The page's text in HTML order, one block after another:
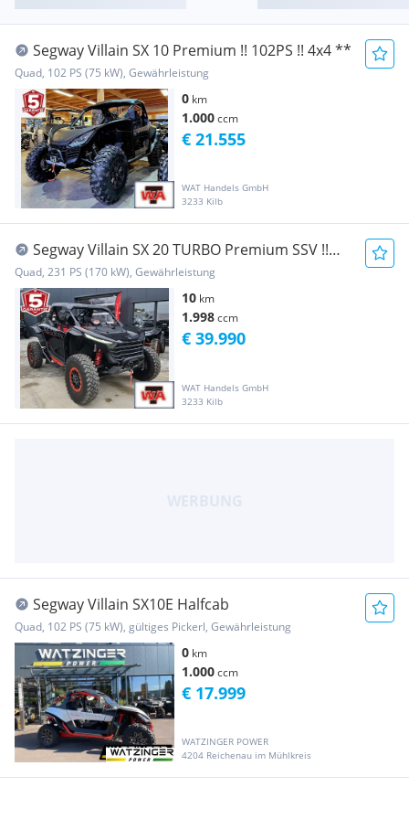
Segway Villain SX 10 Premium !! 102PS !! 4x4 **
Quad, 102 PS (75 kW), Gewährleistung
0 km
1.000ccm
WAT Handels GmbH
3233 Kilb
€ 21.555
Segway Villain SX 20 TURBO Premium SSV !!
232PS !! 4x4 !!! mit...
Quad, 231 PS (170 kW), Gewährleistung
10 km
1.998ccm
WAT Handels GmbH
3233 Kilb
€ 39.990
Segway Villain SX10E Halfcab
Quad, 102 PS (75 kW), gültiges Pickerl, Gewährleistung
0 km
1.000ccm
WATZINGER POWER
4204 Reichenau im Mühlkreis
€ 17.999